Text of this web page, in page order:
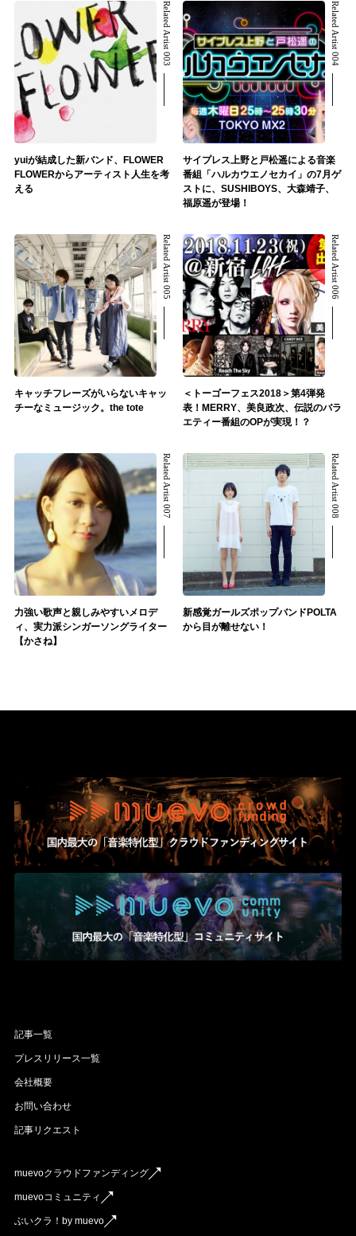
Related Artist 003
yuiが結成した新バンド、FLOWER
FLOWERからアーティスト人生を考
える
Related Artist 004
サイプレス上野と戸松遥による音楽
番組「ハルカウエノセカイ」の7月ゲ
ストに、SUSHIBOYS、大森靖子、
福原遥が登場！
Related Artist 005
キャッチフレーズがいらないキャッ
チーなミュージック。the tote
Related Artist 006
＜トーゴーフェス2018＞第4弾発
表！MERRY、美良政次、伝説のバラ
エティー番組のOPが実現！？
Related Artist 007
力強い歌声と親しみやすいメロデ
ィ、実力派シンガーソングライター
【かさね】
Related Artist 008
新感覚ガールズポップバンドPOLTA
から目が離せない！
記事一覧
プレスリリース一覧
会社概要
お問い合わせ
記事リクエスト
muevoクラウドファンディング
muevoコミュニティ
ぶいクラ！by muevo